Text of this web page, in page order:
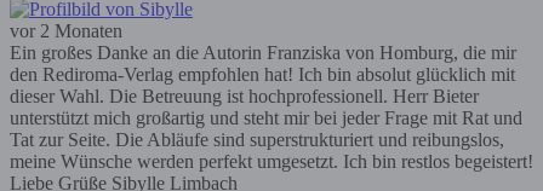
vor 2 Monaten
Ein großes Danke an die Autorin Franziska von Homburg, die mir
den Rediroma-Verlag empfohlen hat! Ich bin absolut glücklich mit
dieser Wahl. Die Betreuung ist hochprofessionell. Herr Bieter
unterstützt mich großartig und steht mir bei jeder Frage mit Rat und
Tat zur Seite. Die Abläufe sind superstrukturiert und reibungslos,
meine Wünsche werden perfekt umgesetzt. Ich bin restlos begeistert!
Liebe Grüße Sibylle Limbach